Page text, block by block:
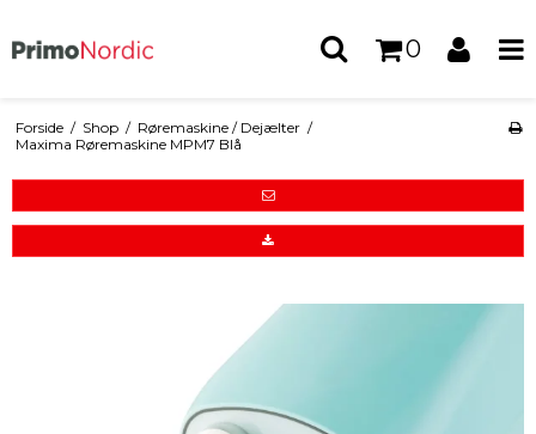
0
Forside / Shop / Røremaskine / Dejælter /
Maxima Røremaskine MPM7 Blå